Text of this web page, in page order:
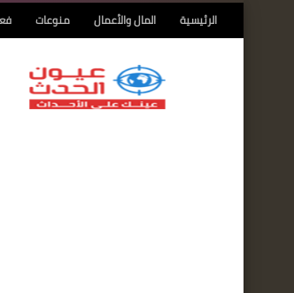
الرئيسية المال والأعمال منوعات